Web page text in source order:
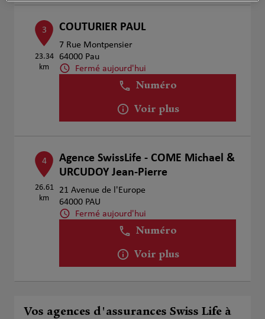
3
23.34
km
COUTURIER PAUL
7 Rue Montpensier
64000 Pau
Fermé aujourd'hui
Numéro
Voir plus
4
26.61
km
Agence SwissLife - COME Michael &
URCUDOY Jean-Pierre
21 Avenue de l'Europe
64000 PAU
Fermé aujourd'hui
Numéro
Voir plus
Vos agences d'assurances Swiss Life à